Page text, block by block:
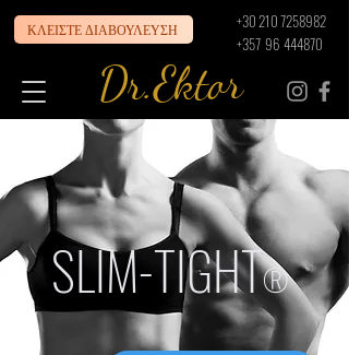
ΚΛΕΙΣΤΕ ΔΙΑΒΟΥΛΕΥΣΗ
+30 210 7258982
+357 96 444870
Dr.Ektor
SLIM-TIGHT®